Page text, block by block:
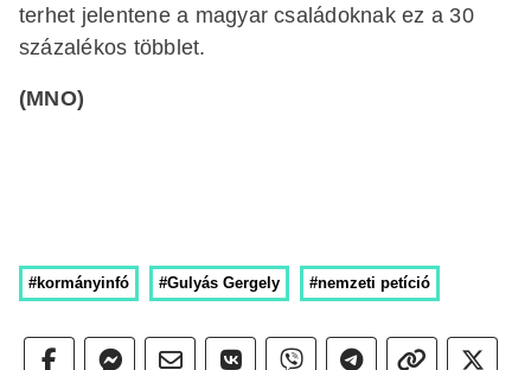
terhet jelentene a magyar családoknak ez a 30
százalékos többlet.
(MNO)
#kormányinfó #Gulyás Gergely #nemzeti petíció